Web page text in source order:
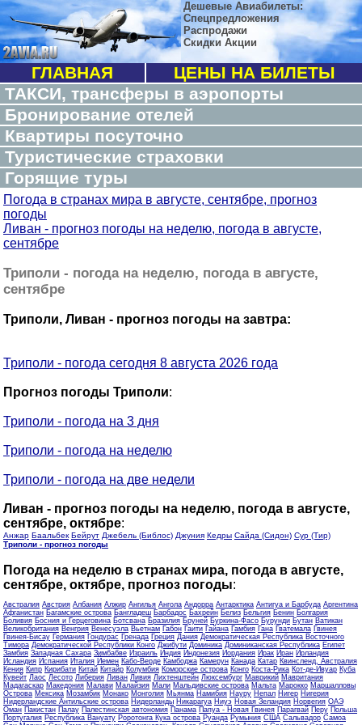
Дешевые Авиабилеты:
Спецпредложения
Распродажи
Скидки Акции
ГЛАВНАЯ
ЦЕНЫ НА БИЛЕТЫ
ТАКСИ, трансферы в аэропорты
Бронирование отелей
Квартиры посуточно
Туристические страховки
Горящие туры
Погода в странах мира в августе, сентябре, прогноз
погоды
Ливан - прогноз погоды на неделю, погода в августе,
сентябре
Триполи - погода на неделю, погода в августе,
сентябре
Триполи, Ливан - прогноз погоды на завтра:
Триполи - погода сегодня 8 августа 2026 года
Прогноз погоды Триполи:
Триполи - погода на 3 дня
Триполи - погода на неделю
Триполи - погода на две недели
Ливан - прогноз погоды на неделю, погода в августе,
сентябре, октябре:
Анжар Баальбек Бейрут Джебель (Библос) Джуния Кедры Сайда (Сидон) Сур (Тир)
Триполи - прогноз погоды
Погода на неделю в странах мира, погода в августе,
сентябре, октябре, прогноз погоды:
Австралия Австрия Албания Алжир Ангилья Ангола Андорра Антарктика Антигуа и Барбуда Аргентина
Афганистан Багамские острова Бангладеш Барбадос Бахрейн Белиз Бельгия Бенин Болгария
Боливия Босния и Герцеговина Ботсвана Бразилия Бруней Буркина-Фасо Бурунди Бутан Ватикан
Великобритания Венгрия Венесуэла Вьетнам Габон Гаити Гайана Гамбия Гана Гватемала Гвинея
Гвинея-Бисау Германия Гондурас Гренада Греция Дания Демократическая Республика Восточного
Тимора Демократической Республики Конго Джибути Доминика Доминиканская Республика Египет
Замбия Западная Сахара Зимбабве Израиль Индия Индонезия Иордания Ирак Иран Ирландия
Исландия Испания Италия Йемен Кабо-Верде Камбоджа Камерун Канада Катар Квинсленд, Австралия
Кения Кипр Кирибати Китай Китайр Колумбия Коморские острова Конго Коста-Рика Кот-де-Ивуар Куба
Кувейт Лаос Лесото Либерия Ливан Ливия Лихтенштейн Люксембург Маврикий Мавритания
Мадагаскар Македония Малави Малайзия Мали Мальдивские острова Мальта Марокко Маршалловы
Острова Мексика Мозамбик Монако Монголия Мьянма Намибия Науру Непал Нигер Нигерия
Нидерландские Антильские острова Нидерланды Никарагуа Ниуэ Новая Зеландия Норвегия ОАЭ
Оман Пакистан Палау Палестинская автономия Панама Папуа - Новая Гвинея Парагвай Перу Польша
Португалия Республика Вануату Роротонга Кука острова Руанда Румыния США Сальвадор Самоа